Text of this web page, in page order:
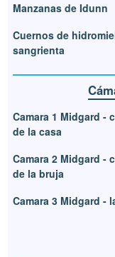
Manzanas de Idunn
Cuernos de
sangrienta
Camara 1 Midgard -
de la casa
Camara 2 Midgard -
de la bruja
Camara 3 Midgard -